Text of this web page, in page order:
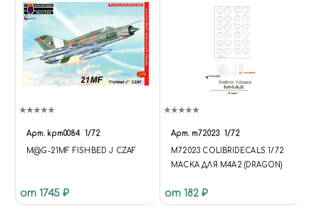
Арт. kpm0084 1/72
M@G-21MF FISHBED J CZAF
от 1745 ₽
Арт. m72023 1/72
M72023 COLIBRIDECALS 1/72
МАСКА ДЛЯ M4A2 (DRAGON)
от 182 ₽